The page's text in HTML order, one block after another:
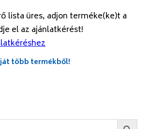
lista üres, adjon terméke(ke)t a
el az ajánlatkérést!
több termékből!